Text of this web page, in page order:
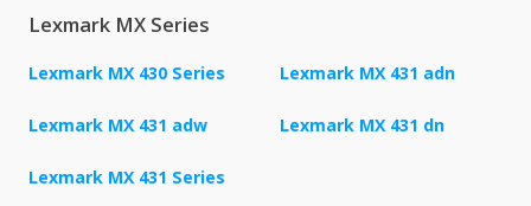
Lexmark MX Series
Lexmark MX 430 Series Lexmark MX 431 adn
Lexmark MX 431 adw Lexmark MX 431 dn
Lexmark MX 431 Series